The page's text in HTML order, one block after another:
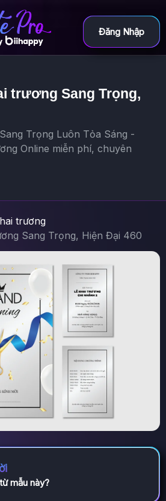
Đăng Nhập
trương Sang Trọng,
Trọng Luôn Tỏa Sáng -
Online miễn phí, chuyên
trương
Sang Trọng, Hiện Đại 460
mẫu này?